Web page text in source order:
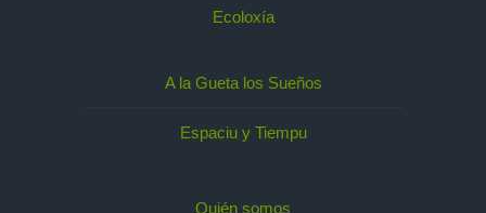
Ecoloxía
A la Gueta los Sueños
Espaciu y Tiempu
Quién somos